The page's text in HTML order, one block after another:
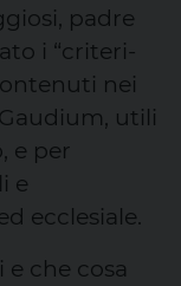
padre
i “criteri-
nei
utili
e per
e
ecclesiale.
che cosa